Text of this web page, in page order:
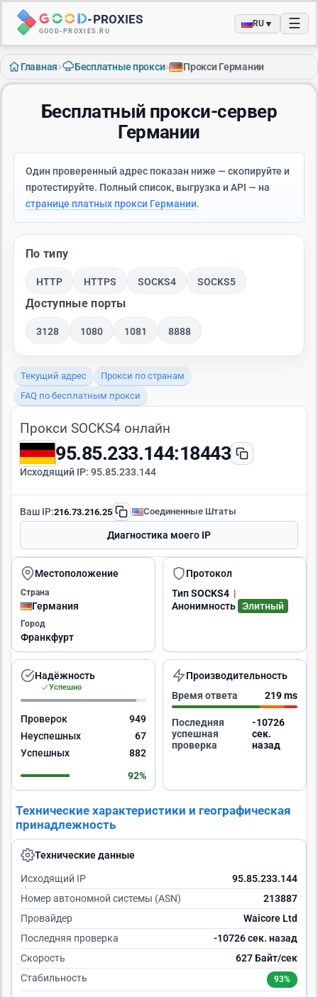
-PROXIES
GOOD-PROXIES.RU
RU▼ ☰
Главная› Бесплатные прокси› Прокси Германии
Бесплатный прокси-сервер
Германии
Один проверенный адрес показан ниже — скопируйте и
протестируйте. Полный список, выгрузка и API — на
странице платных прокси Германии.
По типу
HTTP HTTPS SOCKS4 SOCKS5
Доступные порты
3128 1080 1081 8888
Текущий адрес
Прокси по странам
FAQ по бесплатным прокси
Прокси SOCKS4 онлайн
95.85.233.144:18443
Исходящий IP: 95.85.233.144
Ваш IP:216.73.216.25 Соединенные Штаты
Диагностика моего IP
Местоположение
Страна
Германия
Город
Франкфурт
Протокол
ТипSOCKS4 |
Анонимность Элитный
Надёжность
Успешно
Проверок
949
Неуспешных
67
Успешных
882
92%
Производительность
Время ответа
219 ms
Последняя
успешная
проверка
-10725
сек.
назад
Технические характеристики и географическая
принадлежность
Технические данные
Исходящий IP
95.85.233.144
Номер автономной системы (ASN)
213887
Провайдер
Waicore Ltd
Последняя проверка
-10725 сек. назад
Скорость
627 Байт/сек
Стабильность
93%